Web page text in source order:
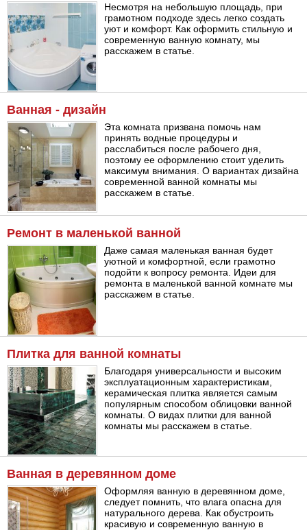
Несмотря на небольшую площадь, при
грамотном подходе здесь легко создать
уют и комфорт. Как оформить стильную и
современную ванную комнату, мы
расскажем в статье.
Ванная - дизайн
Эта комната призвана помочь нам
принять водные процедуры и
расслабиться после рабочего дня,
поэтому ее оформлению стоит уделить
максимум внимания. О вариантах дизайна
современной ванной комнаты мы
расскажем в статье.
Ремонт в маленькой ванной
Даже самая маленькая ванная будет
уютной и комфортной, если грамотно
подойти к вопросу ремонта. Идеи для
ремонта в маленькой ванной комнате мы
расскажем в статье.
Плитка для ванной комнаты
Благодаря универсальности и высоким
эксплуатационным характеристикам,
керамическая плитка является самым
популярным способом облицовки ванной
комнаты. О видах плитки для ванной
комнаты мы расскажем в статье.
Ванная в деревянном доме
Оформляя ванную в деревянном доме,
следует помнить, что влага опасна для
натурального дерева. Как обустроить
красивую и современную ванную в